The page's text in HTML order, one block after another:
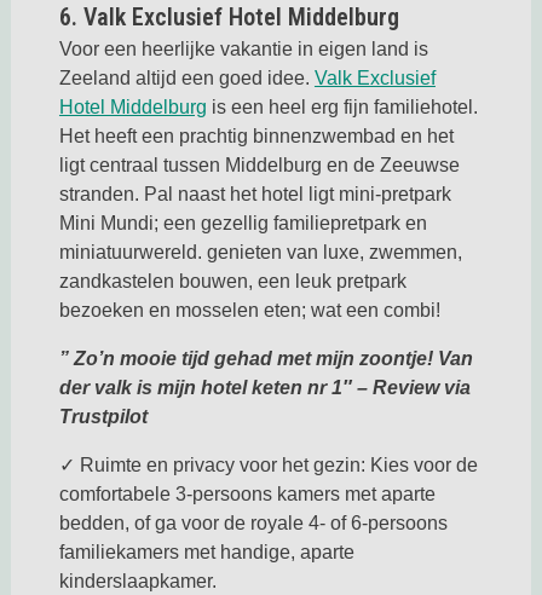
6. Valk Exclusief Hotel Middelburg
Voor een heerlijke vakantie in eigen land is
Zeeland altijd een goed idee. Valk Exclusief
Hotel MiddelburgDeze link opent in een nieuwe tab
is een heel erg fijn familiehotel.
Het heeft een prachtig binnenzwembad en het
ligt centraal tussen Middelburg en de Zeeuwse
stranden. Pal naast het hotel ligt mini-pretpark
Mini Mundi; een gezellig familiepretpark en
miniatuurwereld. genieten van luxe, zwemmen,
zandkastelen bouwen, een leuk pretpark
bezoeken en mosselen eten; wat een combi!
” Zo’n mooie tijd gehad met mijn zoontje! Van
der valk is mijn hotel keten nr 1″ – Review via
Trustpilot
✓ Ruimte en privacy voor het gezin: Kies voor de
comfortabele 3-persoons kamers met aparte
bedden, of ga voor de royale 4- of 6-persoons
familiekamers met handige, aparte
kinderslaapkamer.